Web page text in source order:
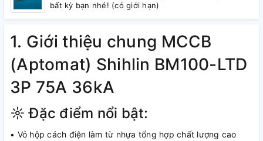
bất kỳ bạn nhé! (có giới hạn)
1. Giới thiệu chung MCCB
(Aptomat) Shihlin BM100-LTD
3P 75A 36kA
☼ Đặc điểm nổi bật:
• Vỏ hộp cách điện làm từ nhựa tổng hợp chất lượng cao